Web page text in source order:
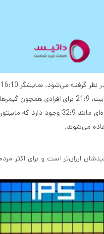
کمی فضای عمودی بیشتری برای کار با آن داشته
است. فراتر از نسبت‌های استاندارد،
می‌شوند.